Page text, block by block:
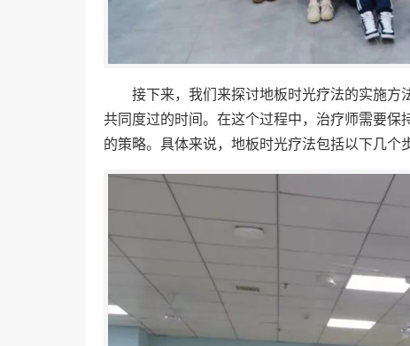
接下来，我们来探讨地板时光疗法的实施方
共同度过的时间。在这个过程中，治疗师需要
的策略。具体来说，地板时光疗法包括以下几个